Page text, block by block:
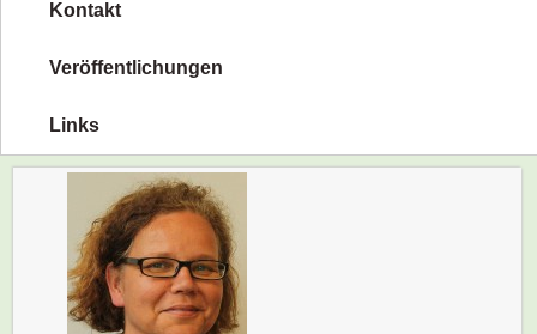
Kontakt
Veröffentlichungen
Links